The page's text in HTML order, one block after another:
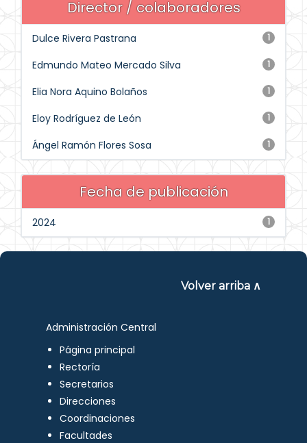
Director / colaboradores
1
Dulce Rivera Pastrana
1
Edmundo Mateo Mercado Silva
1
Elia Nora Aquino Bolaños
1
Eloy Rodríguez de León
1
Ángel Ramón Flores Sosa
Fecha de publicación
1
2024
Volver arriba ∧
Administración Central
Página principal
Rectoría
Secretarios
Direcciones
Coordinaciones
Facultades